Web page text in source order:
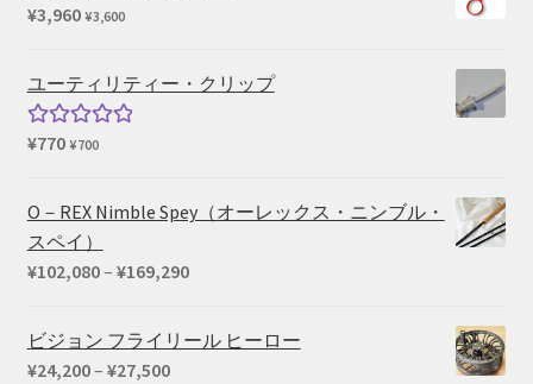
で
し
た。
¥59,290
¥3,960 ¥3,600
ユーティリティー・クリップ
5段階中
¥770 ¥700
O－REX Nimble Spey（オーレックス・ニンブル・
スペイ）
¥102,080– ¥169,290価
帯:
ビジョン フライリール ヒーロー
¥24,200– ¥27,500価